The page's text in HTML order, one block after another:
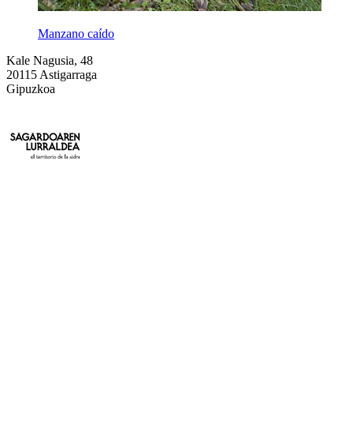
Manzano caído
Kale Nagusia, 48
20115 Astigarraga
Gipuzkoa